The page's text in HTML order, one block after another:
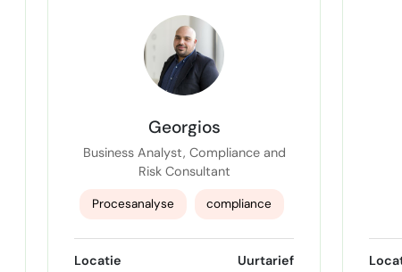
analytisch denkvermogen
Confluence JIRA
Georgios
Business Analyst, Compliance and
Risk Consultant
Procesanalyse compliance
Locatie
Uurtarief